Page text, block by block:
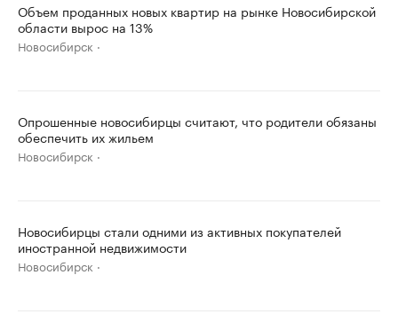
Объем проданных новых квартир на рынке Новосибирской
области вырос на 13%
Новосибирск
Опрошенные новосибирцы считают, что родители обязаны
обеспечить их жильем
Новосибирск
Новосибирцы стали одними из активных покупателей
иностранной недвижимости
Новосибирск